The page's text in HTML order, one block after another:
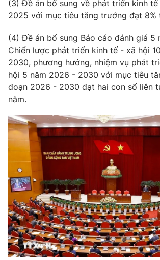
Chất lượng cuộc sống
Học trực tuyến
Hitech Công nghệ tương lai
Sản phẩm
Thị trường
Tư vấn
Lịch phát sóng
Chuyên mục khác
Emagazine Podcast
Photo Infographic
Video Shorts video
VTV Money VTV Thể
VTV Sức khoẻ Bất động
(3) Đề án bổ sung về phát triển kinh
2025 với mục tiêu tăng trưởng đạt 8%
(4) Đề án bổ sung Báo cáo đánh giá 5
Chiến lược phát triển kinh tế - xã hội
2030, phương hướng, nhiệm vụ phát
hội 5 năm 2026 - 2030 với mục tiêu
đoạn 2026 - 2030 đạt hai con số liên
năm.